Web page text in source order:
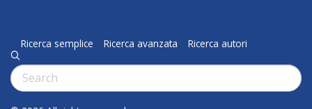
Ricerca semplice Ricerca avanzata Ricerca autori
q
Cerca: